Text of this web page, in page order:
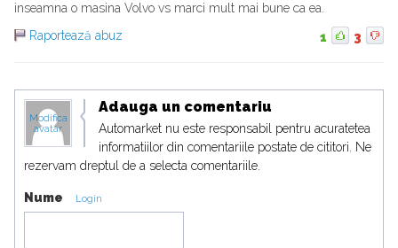
inseamna o masina Volvo vs marci mult mai bune ca ea.
Raportează abuz
1 3
Modifica
avatar
Adauga un comentariu
Automarket nu este responsabil pentru acuratetea
informatiilor din comentariile postate de cititori. Ne
rezervam dreptul de a selecta comentariile.
Nume Login